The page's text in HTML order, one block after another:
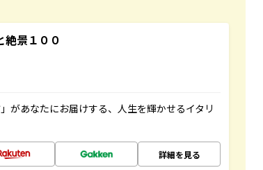
絶景１００
があなたにお届けする、人生を輝かせるイタリ
詳細を見る